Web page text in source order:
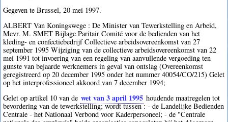
Gegeven te Brussel, 20 mei 1997.
ALBERT Van Koningswege : De Minister van Tewerkstelling en Arbeid,
Mevr. M. SMET Bijlage Paritair Comité voor de bedienden van het
kleding- en confectiebedrijf Collectieve arbeidsovereenkomst van 27
september 1995 Wijziging van de collectieve arbeidsovereenkomst van 22
mei 1991 tot invoering van een regeling van aanvullende vergoeding ten
gunste van bejaarde werknemers in geval van ontslag (Overeenkomst
geregistreerd op 20 december 1995 onder het nummer 40054/CO/215) Gelet
op het interprofessioneel akkoord van 7 december 1994;
Gelet op artikel 10 van de wet van 3 april 1995 houdende maatregelen tot
bevordering van de tewerkstelling; wordt tussen : - de Landelijke Bedienden
Centrale - het Nationaal Verbond voor Kaderpersoneel; - de "Centrale